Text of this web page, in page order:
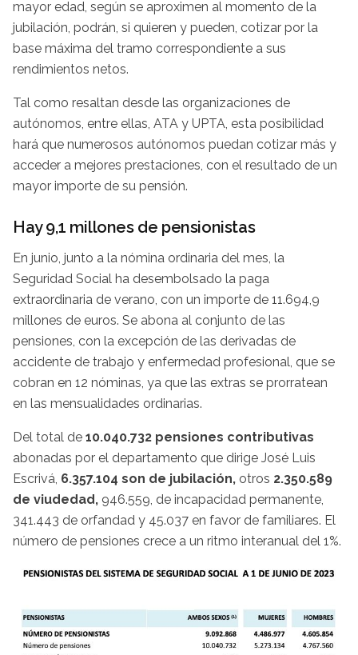
mayor edad, según se aproximen al momento de la
jubilación, podrán, si quieren y pueden, cotizar por la
base máxima del tramo correspondiente a sus
rendimientos netos.
Tal como resaltan desde las organizaciones de
autónomos, entre ellas, ATA y UPTA, esta posibilidad
hará que numerosos autónomos puedan cotizar más y
acceder a mejores prestaciones, con el resultado de un
mayor importe de su pensión.
Hay 9,1 millones de pensionistas
En junio, junto a la nómina ordinaria del mes, la
Seguridad Social ha desembolsado la paga
extraordinaria de verano, con un importe de 11.694,9
millones de euros. Se abona al conjunto de las
pensiones, con la excepción de las derivadas de
accidente de trabajo y enfermedad profesional, que se
cobran en 12 nóminas, ya que las extras se prorratean
en las mensualidades ordinarias.
Del total de 10.040.732 pensiones contributivas
abonadas por el departamento que dirige José Luis
Escrivá, 6.357.104 son de jubilación, otros 2.350.589
de viudedad, 946.559, de incapacidad permanente,
341.443 de orfandad y 45.037 en favor de familiares. El
número de pensiones crece a un ritmo interanual del 1%.